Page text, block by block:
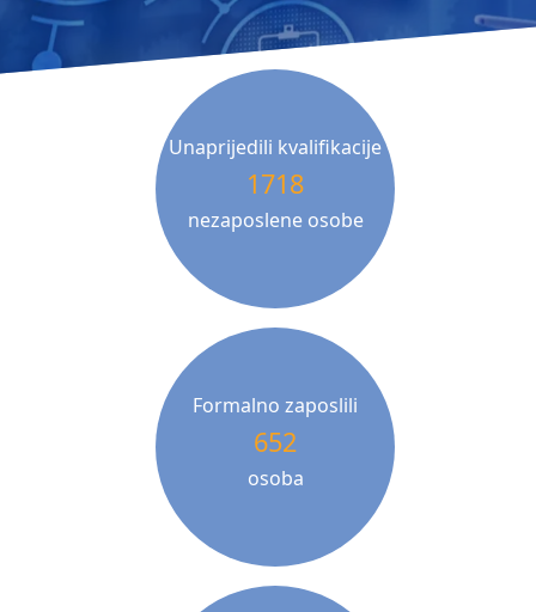
Unaprijedili kvalifikacije
1718
nezaposlene osobe
Formalno zaposlili
652
osoba